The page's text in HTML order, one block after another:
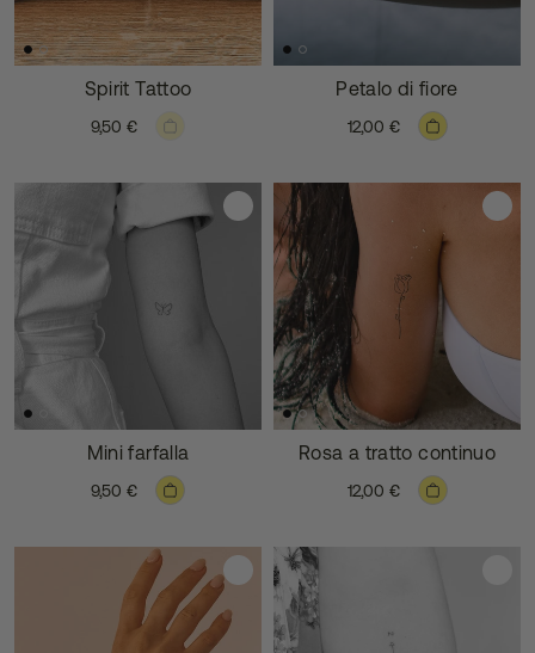
Spirit Tattoo
9,50 €
Petalo di fiore
12,00 €
Mini farfalla
9,50 €
Rosa a tratto continuo
12,00 €